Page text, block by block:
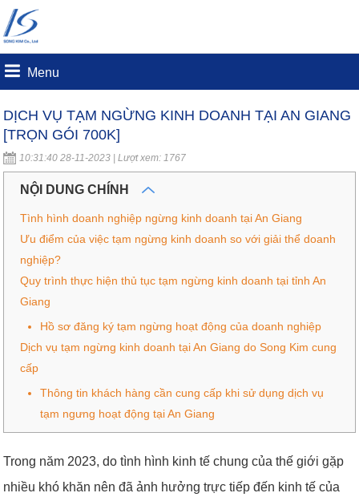
Menu
DỊCH VỤ TẠM NGỪNG KINH DOANH TẠI AN GIANG
[TRỌN GÓI 700K]
10:31:40 28-11-2023 | Lượt xem: 1767
NỘI DUNG CHÍNH
Tình hình doanh nghiệp ngừng kinh doanh tại An Giang
Ưu điểm của việc tạm ngừng kinh doanh so với giải thể doanh
nghiệp?
Quy trình thực hiện thủ tục tạm ngừng kinh doanh tại tỉnh An
Giang
Hồ sơ đăng ký tạm ngừng hoạt động của doanh nghiệp
Dịch vụ tạm ngừng kinh doanh tại An Giang do Song Kim cung
cấp
Thông tin khách hàng cần cung cấp khi sử dụng dịch vụ
tạm ngưng hoạt động tại An Giang
Trong năm 2023, do tình hình kinh tế chung của thế giới gặp
nhiều khó khăn nên đã ảnh hưởng trực tiếp đến kinh tế của